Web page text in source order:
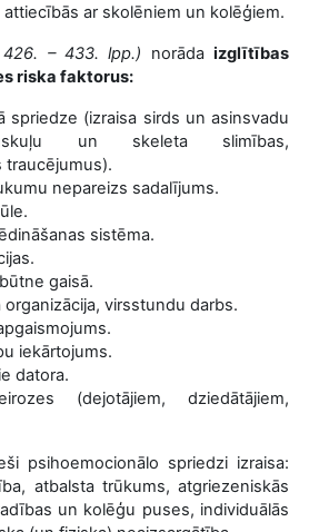
ar skolēniem un kolēģiem.
426. – 433. lpp.) norāda izglītības
riska faktorus:
spriedze (izraisa sirds un asinsvadu
un skeleta slimības,
traucējumus).
nepareizs sadalījums.
sistēma.
gaisā.
organizācija, virsstundu darbs.
iekārtojums.
datora.
(dejotājiem, dziedātājiem,
psihoemocionālo spriedzi izraisa:
atbalsta trūkums, atgriezeniskās
un kolēģu puses, individuālās